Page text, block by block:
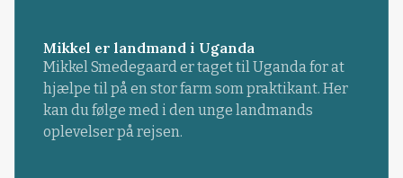
Mikkel er landmand i Uganda
Mikkel Smedegaard er taget til Uganda for at
hjælpe til på en stor farm som praktikant. Her
kan du følge med i den unge landmands
oplevelser på rejsen.